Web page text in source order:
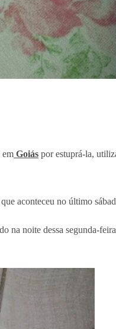
em Goiás por estuprá-la,
aconteceu no último
na noite dessa segunda-